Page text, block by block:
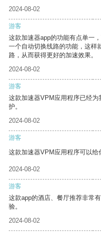
2024-08-02
游客
这款加速器app的功能有点单一
一个自动切换线路的功能，这样
路，从而获得更好的加速效果。
2024-08-02
游客
这款加速器VPM应用程序已经
护。
2024-08-02
游客
这款加速器VPM应用程序可以给
2024-08-02
游客
这款app的酒店、餐厅推荐非常
验。
2024-08-02